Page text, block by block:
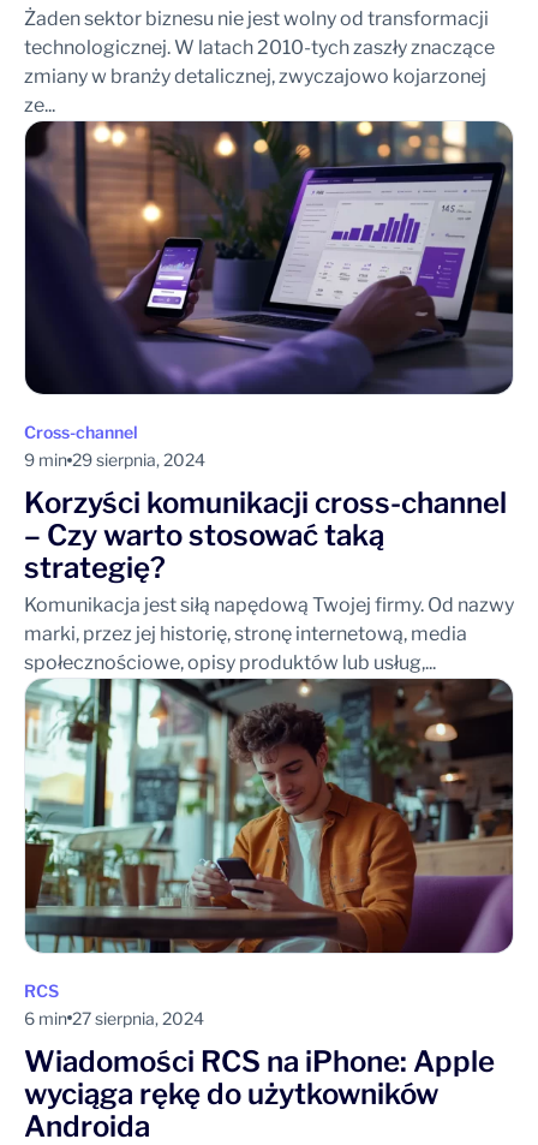
Żaden sektor biznesu nie jest wolny od transformacji
technologicznej. W latach 2010-tych zaszły znaczące
zmiany w branży detalicznej, zwyczajowo kojarzonej
ze...
Cross-channel
9 min 29 sierpnia, 2024
Korzyści komunikacji cross-channel
– Czy warto stosować taką
strategię?
Komunikacja jest siłą napędową Twojej firmy. Od nazwy
marki, przez jej historię, stronę internetową, media
społecznościowe, opisy produktów lub usług,...
RCS
6 min 27 sierpnia, 2024
Wiadomości RCS na iPhone: Apple
wyciąga rękę do użytkowników
Androida